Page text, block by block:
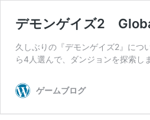
デモンゲイズ2
久しぶりの『デモンゲイズ2』につ
ら4人選んで、ダンジョンを探索
ゲームブログ